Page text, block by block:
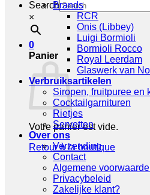
Search
×
0
Panier
Votre panier est vide.
Retour à la boutique
Brands
RCR
Onis (Libbey)
Luigi Bormioli
Bormioli Rocco
Royal Leerdam
Glaswerk van
Verbruiksartikelen
Siropen, fruitpuree en
Cocktailgarnituren
Rietjes
Servetten
Over ons
Verzending
Contact
Algemene
Privacybeleid
Zakelijke klant?